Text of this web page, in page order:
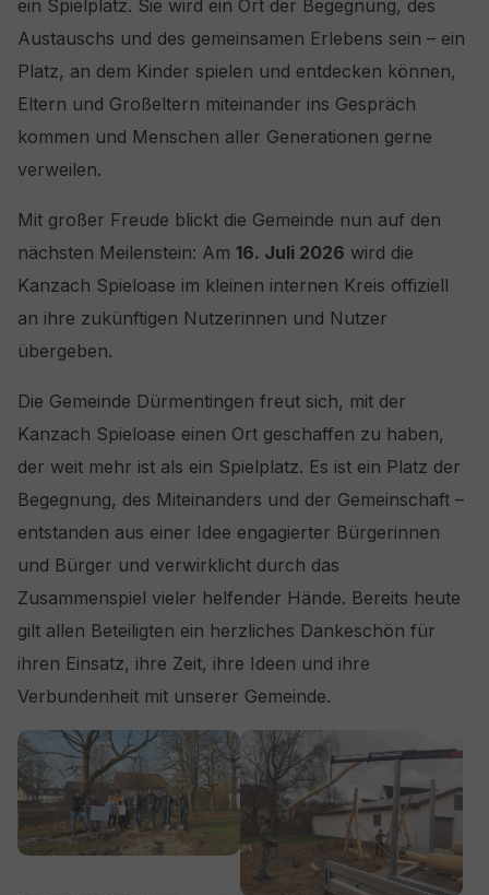
ein Spielplatz. Sie wird ein Ort der Begegnung, des
Austauschs und des gemeinsamen Erlebens sein – ein
Platz, an dem Kinder spielen und entdecken können,
Eltern und Großeltern miteinander ins Gespräch
kommen und Menschen aller Generationen gerne
verweilen.
Mit großer Freude blickt die Gemeinde nun auf den
nächsten Meilenstein: Am 16. Juli 2026 wird die
Kanzach Spieloase im kleinen internen Kreis offiziell
an ihre zukünftigen Nutzerinnen und Nutzer
übergeben.
Die Gemeinde Dürmentingen freut sich, mit der
Kanzach Spieloase einen Ort geschaffen zu haben,
der weit mehr ist als ein Spielplatz. Es ist ein Platz der
Begegnung, des Miteinanders und der Gemeinschaft –
entstanden aus einer Idee engagierter Bürgerinnen
und Bürger und verwirklicht durch das
Zusammenspiel vieler helfender Hände. Bereits heute
gilt allen Beteiligten ein herzliches Dankeschön für
ihren Einsatz, ihre Zeit, ihre Ideen und ihre
Verbundenheit mit unserer Gemeinde.
Show larger version Show larger version